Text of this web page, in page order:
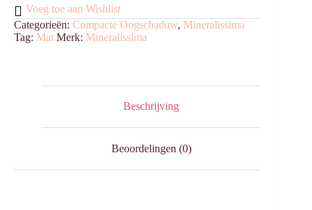
Voeg toe aan Wishlist
Categorieën: Compacte Oogschaduw, Mineralissima
Tag: Mat Merk: Mineralissima
Beschrijving
Beoordelingen (0)